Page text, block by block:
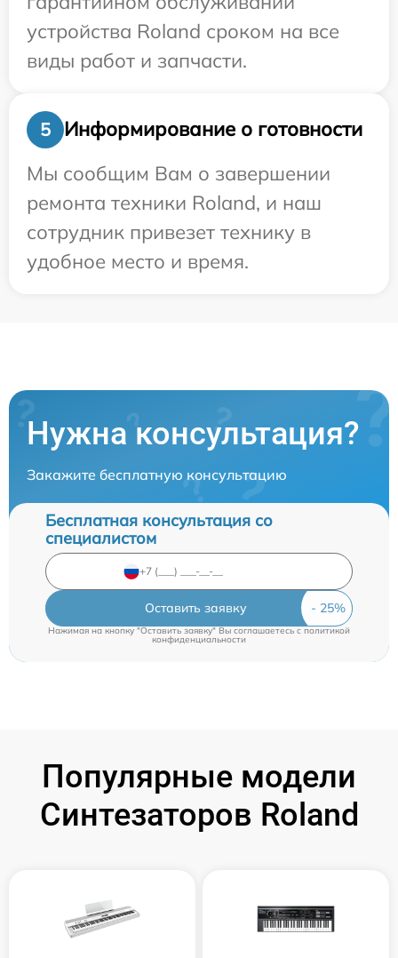
устройства Roland сроком на все
виды работ и запчасти.
5
Информирование о готовности
Мы сообщим Вам о завершении
ремонта техники Roland, и наш
сотрудник привезет технику в
удобное место и время.
Нужна консультация?
Закажите бесплатную консультацию
Бесплатная консультация со
специалистом
Оставить заявку
Нажимая на кнопку "Оставить заявку" Вы соглашаетесь cполитикой
конфиденциальности
Популярные модели
Синтезаторов Roland